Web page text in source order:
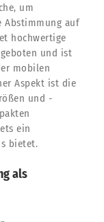
um
Abstimmung auf
hochwertige
und ist
mobilen
Aspekt ist die
und -
ein
bietet.
als